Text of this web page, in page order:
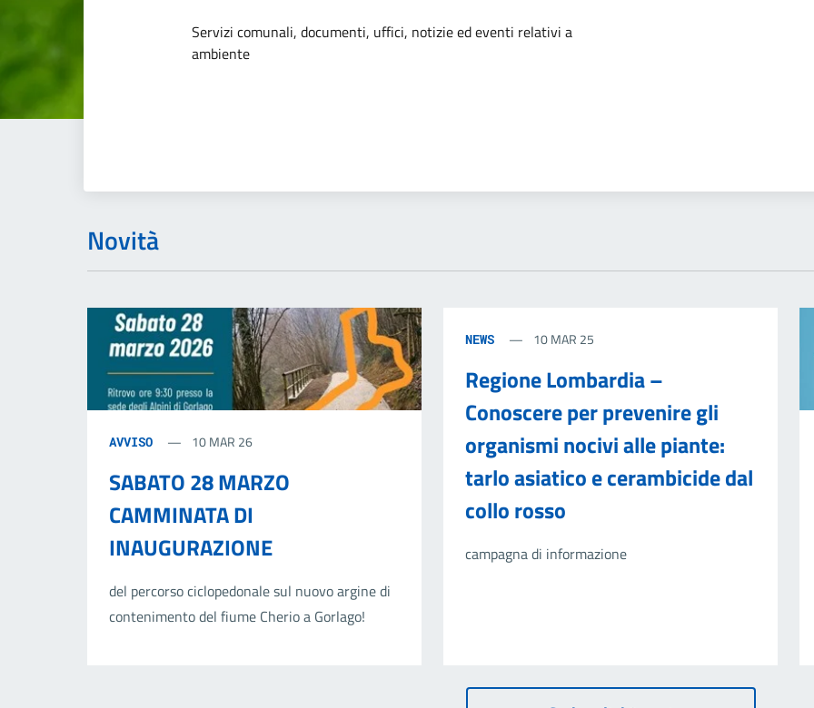
Dettagli dell'argomento
Servizi comunali, documenti, uffici, notizie ed eventi relativi a
ambiente
Novità
AVVISO 10 MAR 26
SABATO 28 MARZO
CAMMINATA DI
INAUGURAZIONE
del percorso ciclopedonale sul nuovo argine di
contenimento del fiume Cherio a Gorlago!
NEWS 10 MAR 25
Regione Lombardia –
Conoscere per prevenire gli
organismi nocivi alle piante:
tarlo asiatico e cerambicide dal
collo rosso
campagna di informazione